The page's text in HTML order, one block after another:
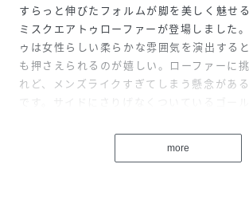
すらっと伸びたフォルムが脚を美しく魅せ
ミスクエアトゥローファーが登場しました
ゥは女性らしい柔らかな雰囲気を演出する
も押さえられるのが嬉しい。ローファーに
れど、メンズライクすぎてしまう懸念があ
です。サイドにさりげなくついているゴー
インは高級感溢れるルックスで更に魅力的
more